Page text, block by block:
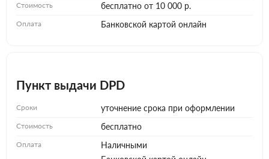
Стоимость бесплатно от 10 000 р.
Оплата Банковской картой онлайн
Пункт выдачи DPD
Сроки уточнение срока при оформлении
Стоимость бесплатно
Оплата
Наличными